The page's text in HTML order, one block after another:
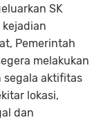
SK
Pemerintah
melakukan
segala aktifitas
lokasi,
dan